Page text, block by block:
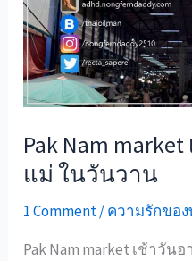
กรรม
ของ
ผม
Pak Nam
แม่ ในวันวาน
1 Comment/ความรักของ
Pak Nam market เช้าวัน